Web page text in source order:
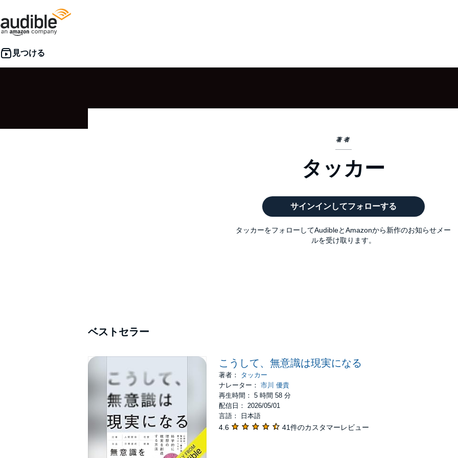
著者
タッカー
サインインしてフォローする
タッカーをフォローしてAudibleとAmazonから新作のお知らせメー
ルを受け取ります。
ベストセラー
こうして、無意識は現実になる
著者： タッカー
ナレーター： 市川 優貴
再生時間： 5 時間 58 分
配信日： 2026/05/01
言語： 日本語
4.6 41件のカスタマーレビュー